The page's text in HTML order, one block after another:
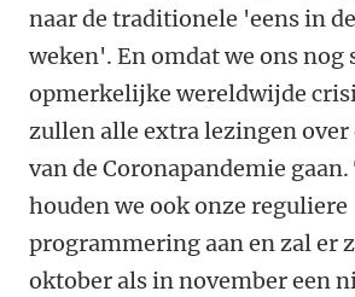
naar de traditionele 'eens in
weken'. En omdat we ons nog
opmerkelijke wereldwijde
zullen alle extra lezingen over
van de Coronapandemie
houden we ook onze reguliere
programmering aan en zal er
oktober als in november een